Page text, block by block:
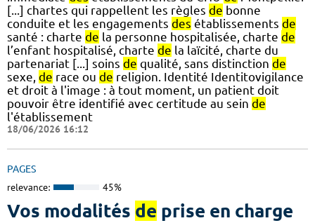
[...] chartes qui rappellent les règles de bonne
conduite et les engagements des établissements de
santé : charte de la personne hospitalisée, charte de
l’enfant hospitalisé, charte de la laïcité, charte du
partenariat [...] soins de qualité, sans distinction de
sexe, de race ou de religion. Identité Identitovigilance
et droit à l'image : à tout moment, un patient doit
pouvoir être identifié avec certitude au sein de
l'établissement
18/06/2026 16:12
PAGES
relevance: 45%
Vos modalités de prise en charge